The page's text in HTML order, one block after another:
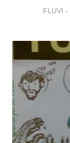
FLUVI -